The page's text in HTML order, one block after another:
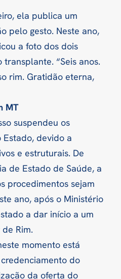
ela publica um
pelo gesto. Neste ano,
a foto dos dois
“Seis anos.
rim. Gratidão eterna,
MT
suspendeu os
devido a
e estruturais. De
de Estado de Saúde, a
procedimentos sejam
ano, após o Ministério
a dar início a um
Rim.
momento está
do
da oferta do